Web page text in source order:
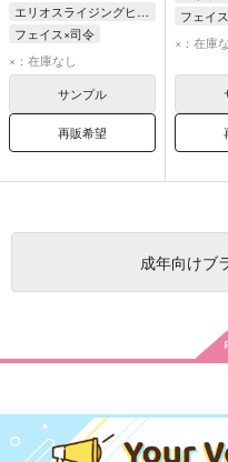
エリオスライジングヒーローズ
フェイス×司令
×：在庫なし
サンプル
再販希望
フェイ
フェイ
×：在庫
成年向けブ